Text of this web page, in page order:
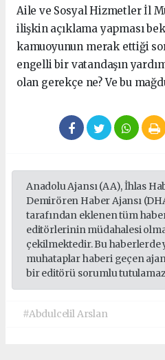
Aile ve Sosyal Hizmetler İl
ilişkin açıklama yapması
kamuoyunun merak ettiği
engelli bir vatandaşın
olan gerekçe ne? Ve bu
Anadolu Ajansı (AA), İhlas
Demirören Haber Ajansı
tarafından eklenen tüm
editörlerinin müdahalesi
çekilmektedir. Bu haberlerde
muhataplar haberi geçen
bir editörü sorumlu
#Abdulcelil Arslan